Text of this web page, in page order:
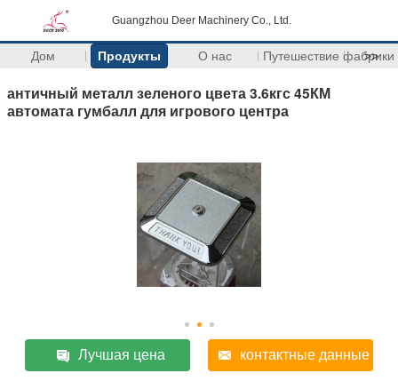
Guangzhou Deer Machinery Co., Ltd.
Дом Продукты О нас Путешествие фабрики
>>
античный металл зеленого цвета 3.6кгс 45КМ
автомата гумбалл для игрового центра
Лучшая цена контактные данные